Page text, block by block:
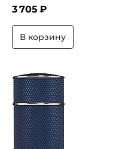
3 705 ₽
В корзину